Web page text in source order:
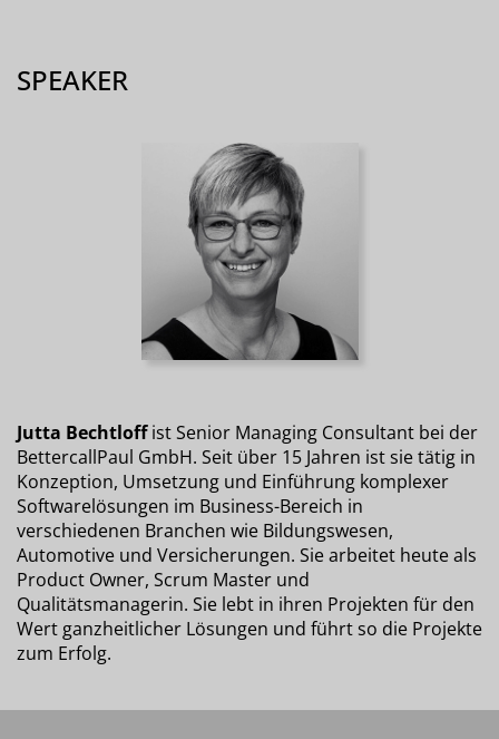
SPEAKER
Jutta Bechtloffist Senior Managing Consultant bei der
BettercallPaul GmbH. Seit über 15 Jahren ist sie tätig in
Konzeption, Umsetzung und Einführung komplexer
Softwarelösungen im Business-Bereich in
verschiedenen Branchen wie Bildungswesen,
Automotive und Versicherungen. Sie arbeitet heute als
Product Owner, Scrum Master und
Qualitätsmanagerin. Sie lebt in ihren Projekten für den
Wert ganzheitlicher Lösungen und führt so die Projekte
zum Erfolg.